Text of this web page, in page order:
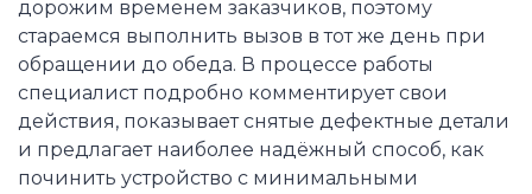
дорожим временем заказчиков, поэтому
стараемся выполнить вызов в тот же день при
обращении до обеда. В процессе работы
специалист подробно комментирует свои
действия, показывает снятые дефектные детали
и предлагает наиболее надёжный способ, как
починить устройство с минимальными